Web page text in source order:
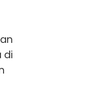
di